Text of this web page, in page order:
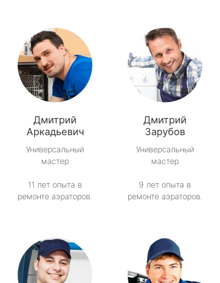
Дмитрий
Аркадьевич
Универсальный
мастер
11 лет опыта в
ремонте аэраторов.
Дмитрий
Зарубов
Универсальный
мастер
9 лет опыта в
ремонте аэраторов.